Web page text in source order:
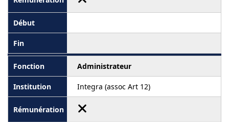
Administrateur
Integra (assoc Art 12)